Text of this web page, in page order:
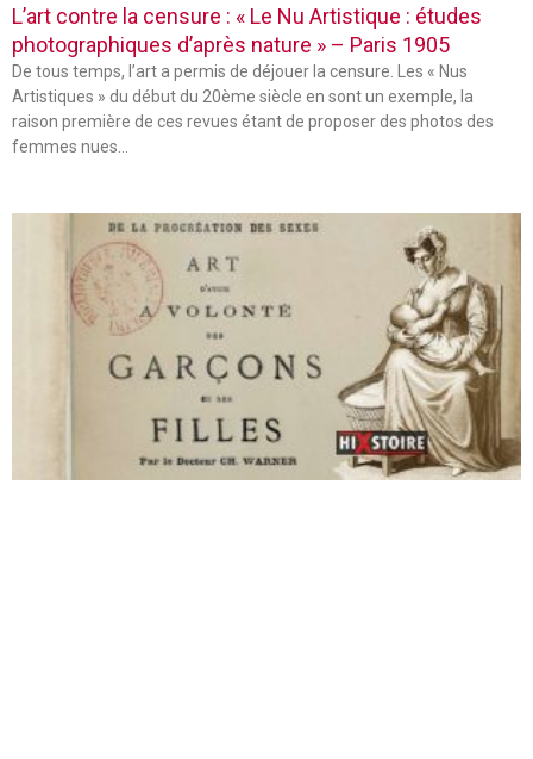
L’art contre la censure : « Le Nu Artistique : études
photographiques d’après nature » – Paris 1905
De tous temps, l’art a permis de déjouer la censure. Les « Nus
Artistiques » du début du 20ème siècle en sont un exemple, la
raison première de ces revues étant de proposer des photos des
femmes nues…